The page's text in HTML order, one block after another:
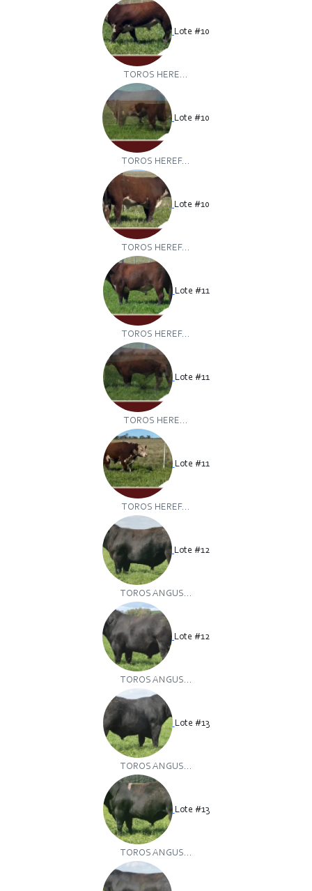
Lote #10
TOROS HERE...
Lote #10
TOROS HEREF...
Lote #10
TOROS HEREF...
Lote #11
TOROS HEREF...
Lote #11
TOROS HERE...
Lote #11
TOROS HEREF...
Lote #12
TOROS ANGUS...
Lote #12
TOROS ANGUS...
Lote #13
TOROS ANGUS...
Lote #13
TOROS ANGUS...